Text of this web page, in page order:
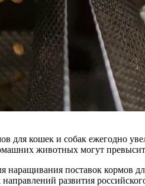
для кошек и собак ежегодно
животных могут
поставок кормов
развития